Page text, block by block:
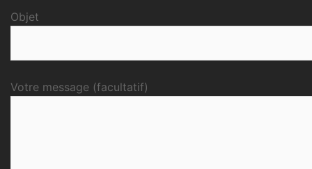
Objet
Votre message (facultatif)